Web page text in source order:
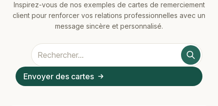
Inspirez-vous de nos exemples de cartes de remerciement
client pour renforcer vos relations professionnelles avec un
message sincère et personnalisé.
Envoyer des cartes